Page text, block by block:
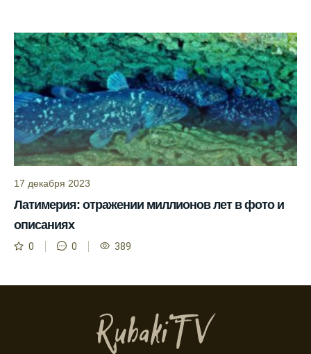
Инструкция по подготовке к рыбалке
учитывает прогноз клева.
Благодаря фазам луны, я всегда могу
выбирать оптимальное время для рыбной
ловли.
Способ предсказать клев рыбы включает в
себя анализ фаз луны и погоды.
Прогноз клева на зимой помогает выбрать
подходящее время для ловли хищной
рыбы.
Информация о каждом типе рыбы в
фаз и погодных условий на активность
17 декабря 2023
Латимерия: отражении миллионов лет в фото и
описаниях
0 0 389